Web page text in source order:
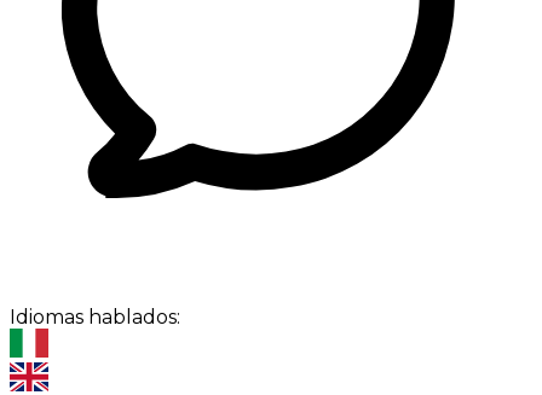
Idiomas hablados: